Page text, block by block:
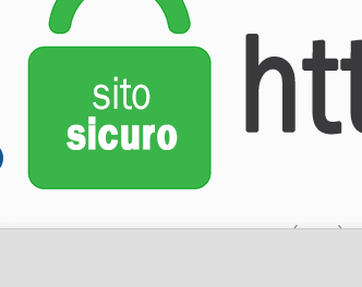
Lupone - Via Volpicella, 51 Napoli(80147) -